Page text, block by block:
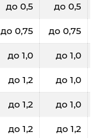
до 0,5 до 0,5
до 0,75 до 0,75
до 1,0 до 1,0
до 1,2 до 1,0
до 1,2 до 1,0
до 1,2 до 1,2